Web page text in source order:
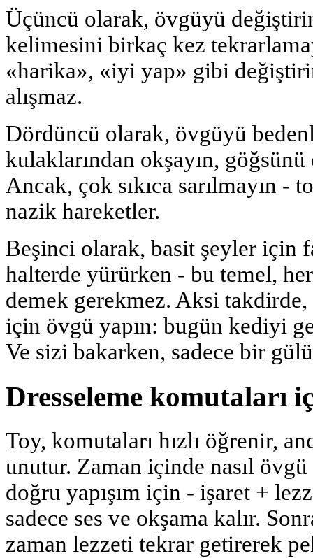
Üçüncü olarak, övgüyü
kelimesini birkaç kez
«harika», «iyi yap» gibi
alışmaz.
Dördüncü olarak, övgüyü
kulaklarından okşayın, göğsünü
Ancak, çok sıkıca sarılmayın -
nazik hareketler.
Beşinci olarak, basit şeyler için
halterde yürürken - bu temel,
demek gerekmez. Aksi
için övgü yapın: bugün kediyi
Ve sizi bakarken, sadece bir
Dresseleme komutaları
Toy, komutaları hızlı öğrenir,
unutur. Zaman içinde nasıl övgü
doğru yapışım için - işaret +
sadece ses ve okşama kalır.
zaman lezzeti tekrar getirerek